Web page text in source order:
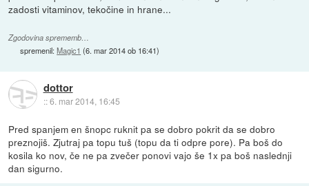
zadosti vitaminov, tekočine in hrane...
Zgodovina sprememb…
spremenil:Magic1 (6. mar 2014 ob 16:41)
dottor
::6. mar 2014, 16:45
Pred spanjem en šnopc ruknit pa se dobro pokrit da se dobro
preznojiš. Zjutraj pa topu tuš (topu da ti odpre pore). Pa boš do
kosila ko nov, če ne pa zvečer ponovi vajo še 1x pa boš naslednji
dan sigurno.